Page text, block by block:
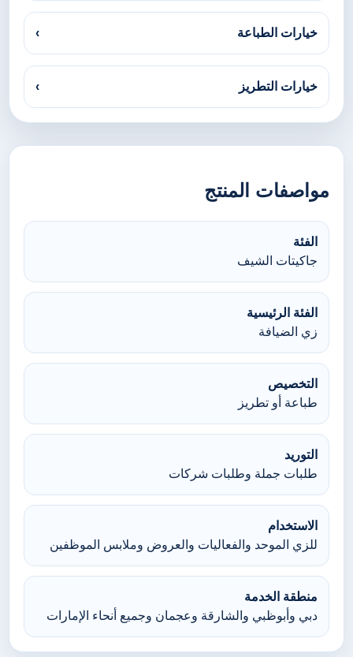
خيارات الطباعة ›
خيارات التطريز ›
مواصفات المنتج
الفئة
جاكيتات الشيف
الفئة الرئيسية
زي الضيافة
التخصيص
طباعة أو تطريز
التوريد
طلبات جملة وطلبات شركات
الاستخدام
للزي الموحد والفعاليات والعروض وملابس الموظفين
منطقة الخدمة
دبي وأبوظبي والشارقة وعجمان وجميع أنحاء الإمارات